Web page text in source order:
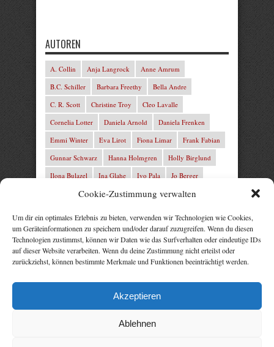
Cookie-Zustimmung verwalten
Um dir ein optimales Erlebnis zu bieten, verwenden wir Technologien wie Cookies,
um Geräteinformationen zu speichern und/oder darauf zuzugreifen. Wenn du diesen
Technologien zustimmst, können wir Daten wie das Surfverhalten oder eindeutige IDs
auf dieser Website verarbeiten. Wenn du deine Zustimmung nicht erteilst oder
zurückziehst, können bestimmte Merkmale und Funktionen beeinträchtigt werden.
Akzeptieren
Ablehnen
AUTOREN
A. Collin Anja Langrock
Anne Amrum
B.C. Schiller
Barbara Freethy
Bella Andre
C. R. Scott
Christine Troy
Cleo Lavalle
Cornelia Lotter
Daniela Arnold
Daniela Frenken
Emmi Winter
Eva Lirot Fiona Limar
Frank Fabian
Gunnar Schwarz
Hanna Holmgren
Holly Birglund
Ilona Bulazel
Ina Glahe Ivo Pala
Jo Berger
Josefine Weiss
Josie Charles
Karin Lindberg
Lita Harris
Marcus Hünnebeck
Marit Bernson
Mark Franley
Martin Krist
Michelle Schrenk
Mila Summers
Mira Morton
Nika Lubitsch
Noah Fitz
Nora Amelie René Junge
Rezepte Profis
Thomas Herzberg Vital Experts